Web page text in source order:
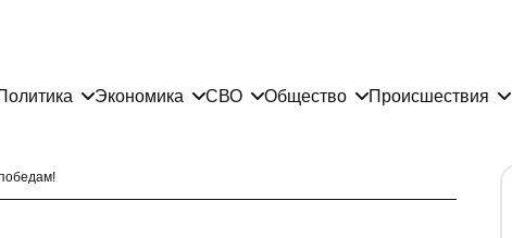
Экономика СВО Общество Происшествия